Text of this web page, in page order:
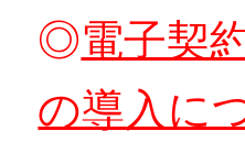
◎電子契
の導入に